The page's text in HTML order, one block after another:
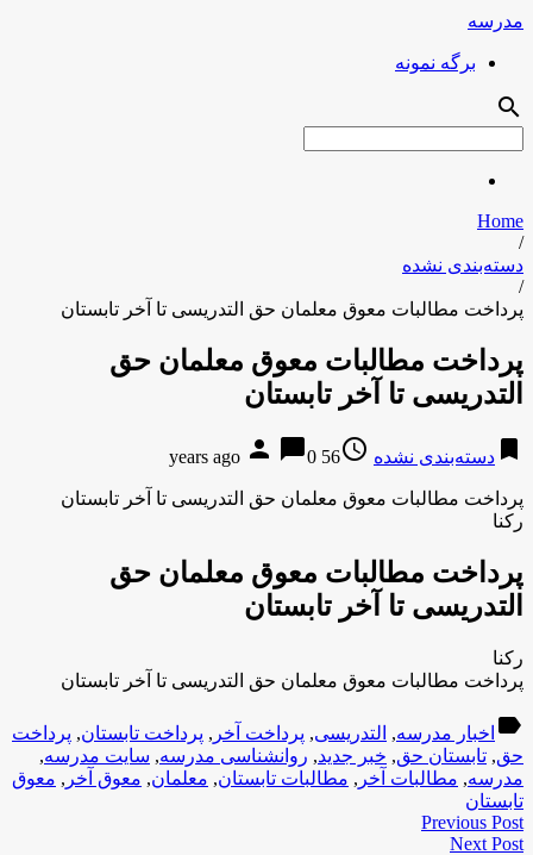
مدرسه
برگه نمونه
search
Home
/
دسته‌بندی نشده
/
پرداخت مطالبات معوق معلمان حق التدریسی تا آخر تابستان
پرداخت مطالبات معوق معلمان حق
التدریسی تا آخر تابستان
bookmark دسته‌بندی نشده access_time
56 years ago
person chat_bubble0
پرداخت مطالبات معوق معلمان حق التدریسی تا آخر تابستان
رکنا
پرداخت مطالبات معوق معلمان حق
التدریسی تا آخر تابستان
رکنا
پرداخت مطالبات معوق معلمان حق التدریسی تا آخر تابستان
label اخبار مدرسه, التدریسی, پرداخت آخر , پرداخت تابستان, پرداخت
حق, تابستان حق, خبر جدید, روانشناسی مدرسه, سایت مدرسه,
مدرسه, مطالبات آخر , مطالبات تابستان, معلمان, معوق آخر , معوق
تابستان
Previous Post
Next Post